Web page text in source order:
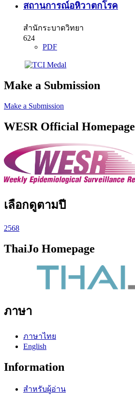
สถานการณ์อหิวาตกโรค
สำนักระบาดวิทยา
624
PDF
Make a Submission
Make a Submission
WESR Official Homepage
เลือกดูตามปี
2568
ThaiJo Homepage
ภาษา
ภาษาไทย
English
Information
สำหรับผู้อ่าน